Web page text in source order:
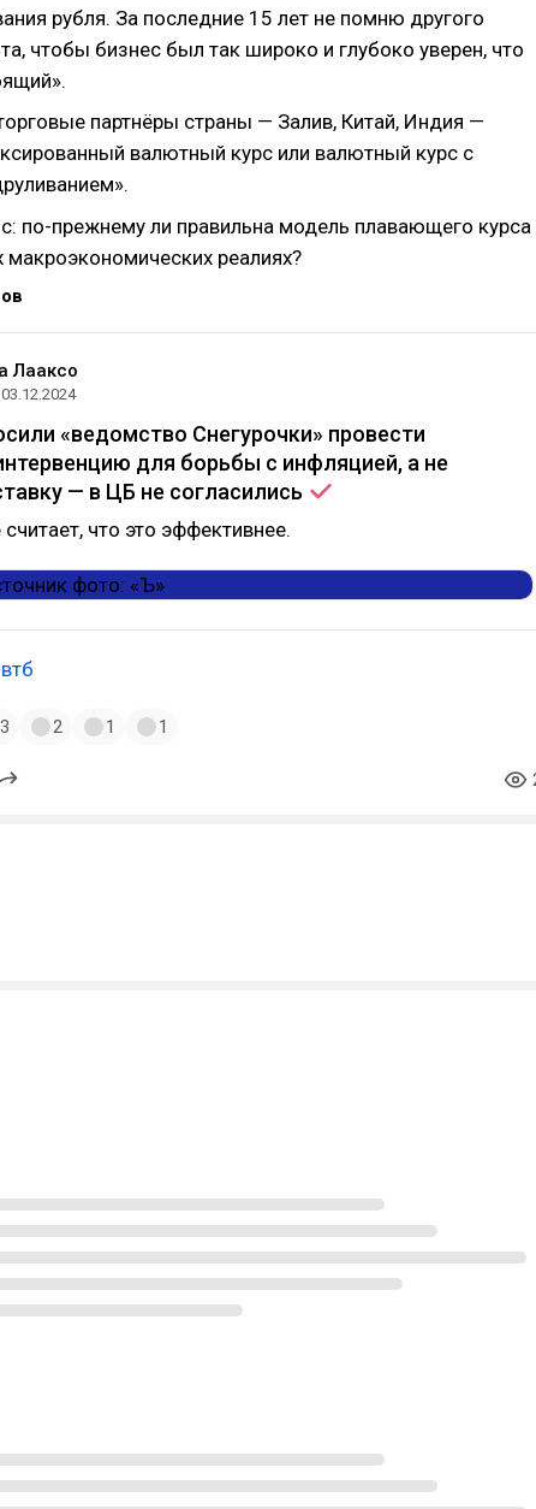
рубля. За последние 15 лет не помню другого
чтобы бизнес был так широко и глубоко уверен, что
партнёры страны — Залив, Китай, Индия —
валютный курс или валютный курс с
по-прежнему ли правильна модель плавающего курса
макроэкономических реалиях?
Лааксо
03.12.2024
«ведомство Снегурочки» провести
для борьбы с инфляцией, а не
— в ЦБ не согласились
считает, что это эффективнее.
3 2 1 1